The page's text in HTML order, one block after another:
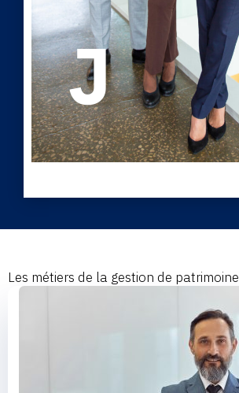
Les métiers de la gestion de patrimoine